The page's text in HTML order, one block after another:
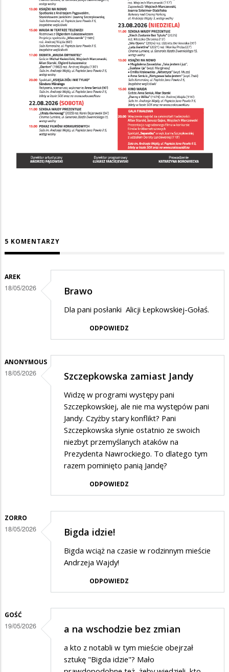
5 KOMENTARZY
AREK
18/05/2026 Brawo
Dla pani posłanki Alicji Łepkowskiej-Gołaś.
ODPOWIEDZ
ANONYMOUS
18/05/2026 Szczepkowska zamiast Jandy
Widzę w programi występy pani
Szczepkowskiej, ale nie ma występów pani
Jandy. Czyżby stary konflikt? Pani
Szczepkowska słynie ostatnio ze swoich
niezbyt przemyślanych ataków na
Prezydenta Nawrockiego. To dlatego tym
razem pominięto panią Jandę?
ODPOWIEDZ
ZORRO
18/05/2026 Bigda idzie!
Bigda wciąż na czasie w rodzinnym mieście
Andrzeja Wajdy!
ODPOWIEDZ
GOŚĆ
19/05/2026 a na wschodzie bez zmian
a kto z notabli w tym mieście obejrzał
sztukę "Bigda idzie"? Mało